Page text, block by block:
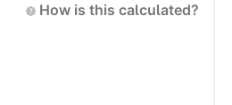
How is this calculated?